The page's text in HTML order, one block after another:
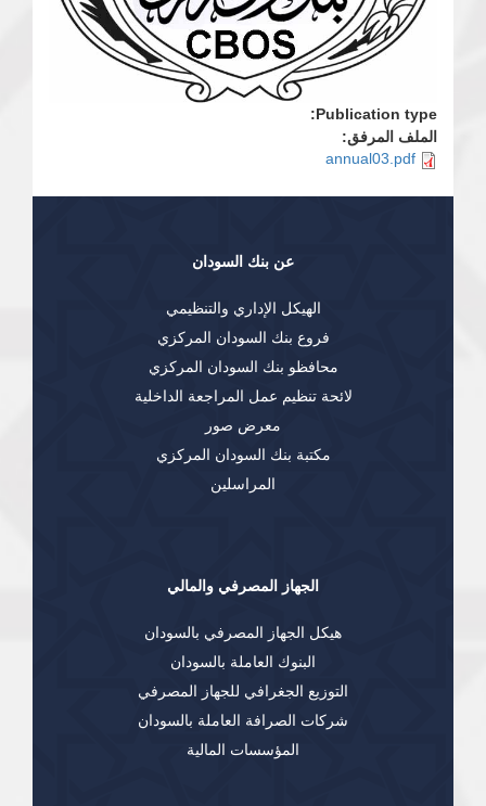
Publication type:
الملف المرفق:
annual03.pdf
عن بنك السودان
الهيكل الإداري والتنظيمي
فروع بنك السودان المركزي
محافظو بنك السودان المركزي
لائحة تنظيم عمل المراجعة الداخلية
معرض صور
مكتبة بنك السودان المركزي
المراسلين
الجهاز المصرفي والمالي
هيكل الجهاز المصرفي بالسودان
البنوك العاملة بالسودان
التوزيع الجغرافي للجهاز المصرفي
شركات الصرافة العاملة بالسودان
المؤسسات المالية